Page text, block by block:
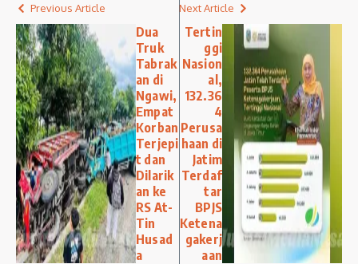
Previous Article
Dua
Truk
Tabrak
an di
Ngawi,
Empat
Korban
Terjepi
t dan
Dilarik
an ke
RS At-
Tin
Husad
a
Next Article
Tertin
ggi
Nasion
al,
132.36
4
Perusa
haan di
Jatim
Terdaf
tar
BPJS
Ketena
gakerj
aan